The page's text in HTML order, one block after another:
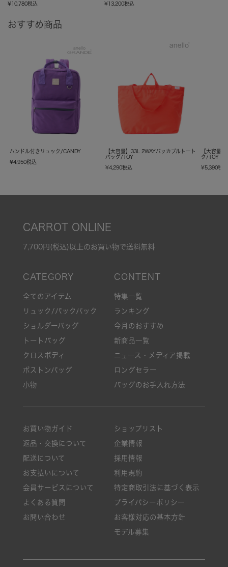
¥10,780税込 ¥13,200税込
おすすめ商品
ハンドル付きリュック/CANDY
¥4,950税込
【大容量】33L 2WAYパッカブルトート
バッグ/TOY
¥4,290税込
【大容量
ク/TOY
¥5,390税込
CARROT ONLINE
7,700円(税込)以上のお買い物で送料無料
全てのアイテム
リュック/バックパック
ショルダーバッグ
トートバッグ
クロスボディ
ボストンバッグ
小物
特集一覧
ランキング
今月のおすすめ
新商品一覧
ニュース・メディア掲載
ロングセラー
バッグのお手入れ方法
お買い物ガイド
返品・交換について
配送について
お支払いについて
会員サービスについて
よくある質問
お問い合わせ
ショップリスト
企業情報
採用情報
利用規約
特定商取引法に基づく表示
プライバシーポリシー
お客様対応の基本方針
モデル募集